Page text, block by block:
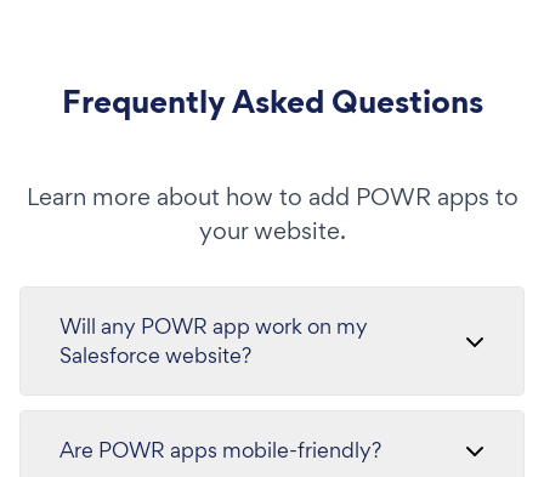
Frequently Asked Questions
Learn more about how to add POWR apps to
your website.
Will any POWR app work on my
Salesforce website?
Are POWR apps mobile-friendly?